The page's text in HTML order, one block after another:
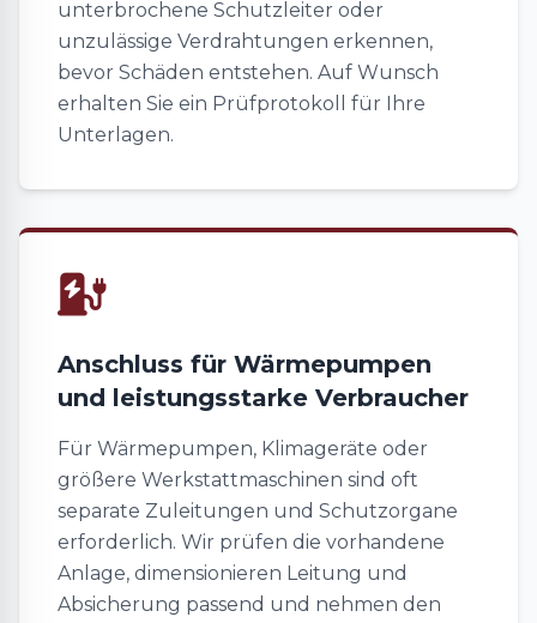
unterbrochene Schutzleiter oder
unzulässige Verdrahtungen erkennen,
bevor Schäden entstehen. Auf Wunsch
erhalten Sie ein Prüfprotokoll für Ihre
Unterlagen.
Anschluss für Wärmepumpen
und leistungsstarke Verbraucher
Für Wärmepumpen, Klimageräte oder
größere Werkstattmaschinen sind oft
separate Zuleitungen und Schutzorgane
erforderlich. Wir prüfen die vorhandene
Anlage, dimensionieren Leitung und
Absicherung passend und nehmen den